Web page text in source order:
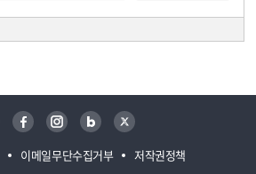
이메일무단수집거부 저작권정책
페이스북 인스타그램 블로그 트위터